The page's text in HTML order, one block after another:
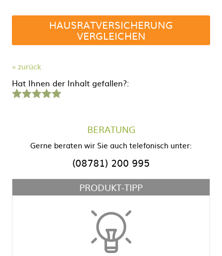
HAUSRATVERSICHERUNG
VERGLEICHEN
« zurück
Hat Ihnen der Inhalt gefallen?:
Stern Sterne Sterne Sterne Sterne
BERATUNG
Gerne beraten wir Sie auch telefonisch unter:
(08781) 200 995
PRODUKT-TIPP